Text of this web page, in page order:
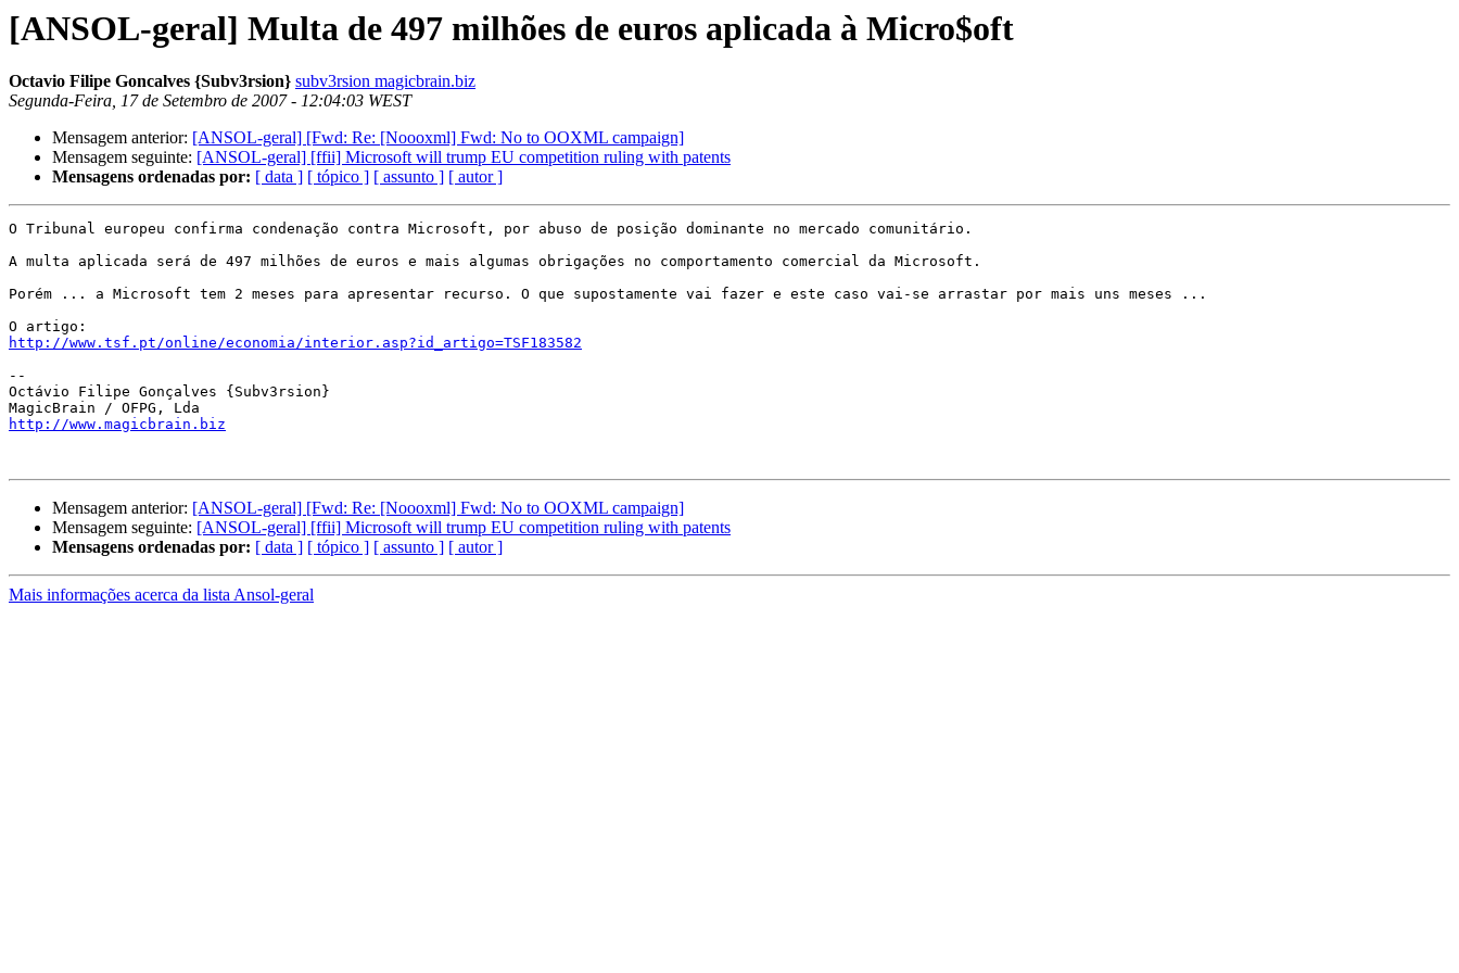
[ANSOL-geral] Multa de 497 milhões de euros aplicada à Micro$oft
Octavio Filipe Goncalves {Subv3rsion} subv3rsion magicbrain.biz
Segunda-Feira, 17 de Setembro de 2007 - 12:04:03 WEST
Mensagem anterior: [ANSOL-geral] [Fwd: Re: [Noooxml] Fwd: No to OOXML campaign]
Mensagem seguinte: [ANSOL-geral] [ffii] Microsoft will trump EU competition ruling with patents
Mensagens ordenadas por: [ data ] [ tópico ] [ assunto ] [ autor ]
O Tribunal europeu confirma condenação contra Microsoft, por abuso de posição dominante no mercado comunitário.
A multa aplicada será de 497 milhões de euros e mais algumas obrigações no comportamento comercial da Microsoft.
Porém ... a Microsoft tem 2 meses para apresentar recurso. O que supostamente vai fazer e este caso vai-se arrastar por mais uns meses ...
http://www.tsf.pt/online/economia/interior.asp?id_artigo=TSF183582
--
Octávio Filipe Gonçalves {Subv3rsion}
http://www.magicbrain.biz
Mensagem anterior: [ANSOL-geral] [Fwd: Re: [Noooxml] Fwd: No to OOXML campaign]
Mensagem seguinte: [ANSOL-geral] [ffii] Microsoft will trump EU competition ruling with patents
Mensagens ordenadas por: [ data ] [ tópico ] [ assunto ] [ autor ]
Mais informações acerca da lista Ansol-geral